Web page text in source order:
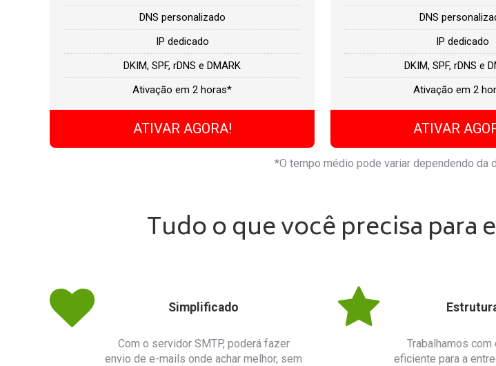
DNS personalizado
IP dedicado
DKIM, SPF, rDNS e DMARK
Ativação em 2 horas*
ATIVAR AGORA!
DNS
IP dedicado
DKIM, SPF, rDNS e
Ativação em 2
ATIVAR
*O tempo médio pode variar dependendo da
Tudo o que você precisa para
Simplificado
Com o servidor SMTP, poderá fazer
envio de e-mails onde achar melhor, sem
Trabalhamos com
eficiente para a